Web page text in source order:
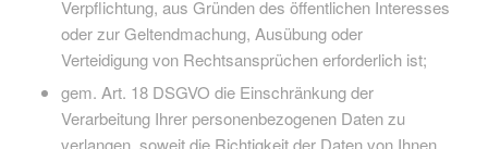
Verpflichtung, aus Gründen des öffentlichen Interesses
oder zur Geltendmachung, Ausübung oder
Verteidigung von Rechtsansprüchen erforderlich ist;
gem. Art. 18 DSGVO die Einschränkung der
Verarbeitung Ihrer personenbezogenen Daten zu
verlangen, soweit die Richtigkeit der Daten von Ihnen